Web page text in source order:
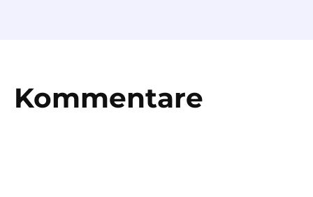
Kommentare